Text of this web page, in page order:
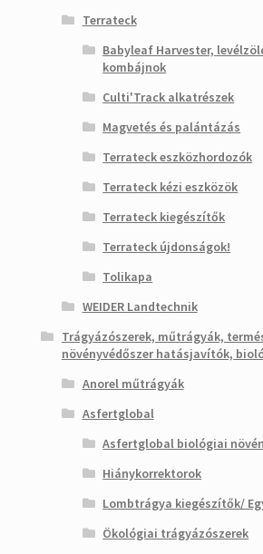
Terrateck
Babyleaf Harvester,
kombájnok
Culti'Track alkatrészek
Magvetés és palántázás
Terrateck eszközhordozók
Terrateck kézi eszközök
Terrateck kiegészítők
Terrateck újdonságok!
Tolikapa
WEIDER Landtechnik
Trágyázószerek, műtrágyák,
növényvédőszer hatásjavítók,
Anorel műtrágyák
Asfertglobal
Asfertglobal biológiai
Hiánykorrektorok
Lombtrágya kiegészítők/
Ökológiai trágyázószerek